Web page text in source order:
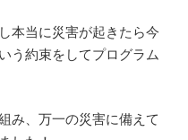
本当に災害が起きたら今
う約束をしてプログラム
み、万一の災害に備えて